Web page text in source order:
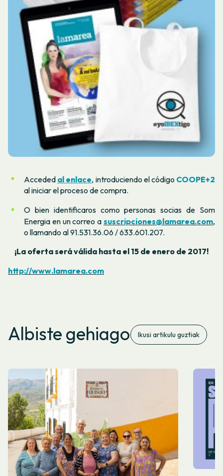
Acceded al enlace, introduciendo el código COOPE+2
al iniciar el proceso de compra.
O bien identificaros como personas socias de Som
Energia en un correo a suscripciones@lamarea.com,
o llamando al 91.531.36.06 / 633.601.207.
¡La oferta será válida hasta el 15 de enero de 2017!
http://www.lamarea.com
Albiste gehiago Ikusi artikulu guztiak